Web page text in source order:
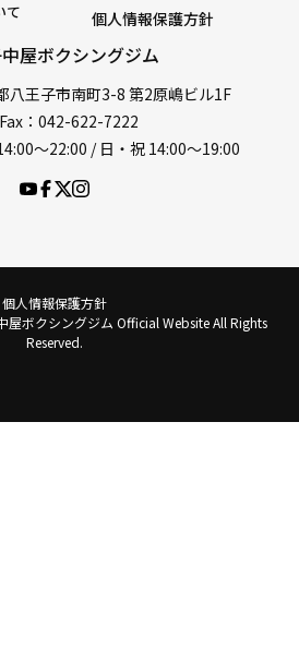
屋ボクシングジム
八王子市南町3-8 第2原嶋ビル1F
：042-622-7222
〜22:00 / 日・祝 14:00〜19:00
て
個人情報保護方針
個人情報保護方針
ボクシングジム Official Website All Rights
Reserved.